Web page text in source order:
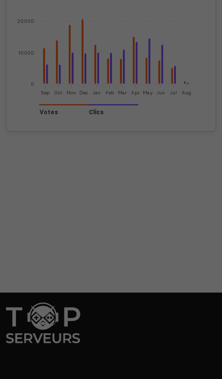
0
10000
20000
Sep Oct Nov Dec Jan Feb Mar Apr May Jun Jul Aug
Votes Clics